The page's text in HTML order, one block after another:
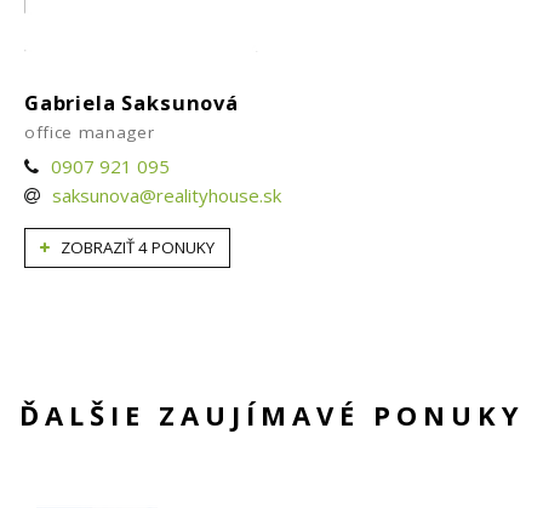
Gabriela Saksunová
office manager
0907 921 095
saksunova@realityhouse.sk
ZOBRAZIŤ 4 PONUKY
ĎALŠIE ZAUJÍMAVÉ PONUKY